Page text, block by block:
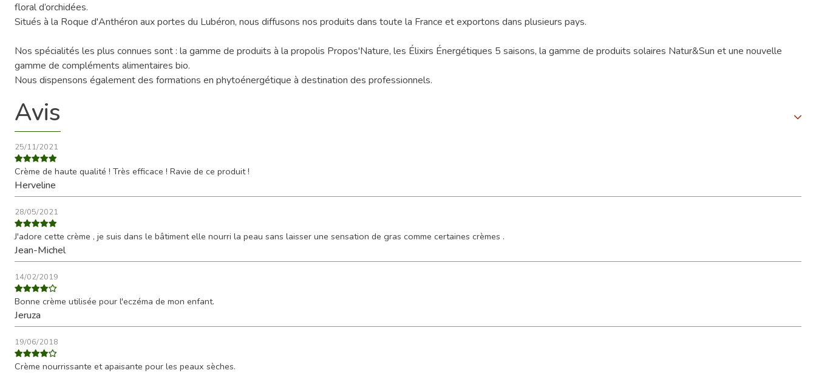
floral d’orchidées.
Situés à la Roque d'Anthéron aux portes du Lubéron, nous diffusons nos produits dans toute la France et exportons dans plusieurs pays.
Nos spécialités les plus connues sont : la gamme de produits à la propolis Propos'Nature, les Élixirs Énergétiques 5 saisons, la gamme de produits solaires Natur&Sun et une nouvelle
gamme de compléments alimentaires bio.
Nous dispensons également des formations en phytoénergétique à destination des professionnels.
Avis
25/11/2021
Crème de haute qualité ! Très efficace ! Ravie de ce produit !
Herveline
28/05/2021
J'adore cette crème , je suis dans le bâtiment elle nourri la peau sans laisser une sensation de gras comme certaines crèmes .
Jean-Michel
14/02/2019
Bonne crème utilisée pour l'eczéma de mon enfant.
Jeruza
19/06/2018
Crème nourrissante et apaisante pour les peaux sèches.